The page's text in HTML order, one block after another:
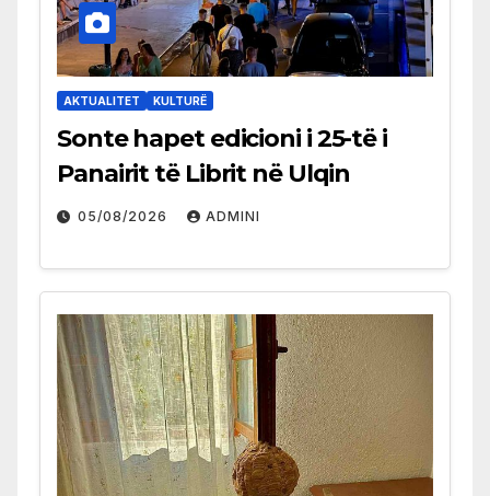
AKTUALITET KULTURË
Sonte hapet edicioni i 25-të i
Panairit të Librit në Ulqin
05/08/2026 ADMINI